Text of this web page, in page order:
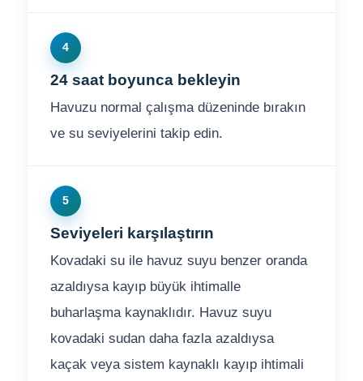
4
24 saat boyunca bekleyin
Havuzu normal çalışma düzeninde bırakın
ve su seviyelerini takip edin.
5
Seviyeleri karşılaştırın
Kovadaki su ile havuz suyu benzer oranda
azaldıysa kayıp büyük ihtimalle
buharlaşma kaynaklıdır. Havuz suyu
kovadaki sudan daha fazla azaldıysa
kaçak veya sistem kaynaklı kayıp ihtimali